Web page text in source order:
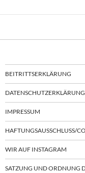
BEITRITTSERKLÄRUNG
DATENSCHUTZERKLÄRUNG
IMPRESSUM
HAFTUNGSAUSSCHLUSS/
WIR AUF INSTAGRAM
SATZUNG UND ORDNUNG